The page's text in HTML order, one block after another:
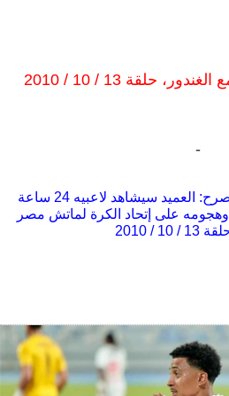
حلقة 13 / 10 / 2010
-
شاهد فيديو لخالد الغندور يصرح: العميد سيشاهد لاعبيه 24 ساعة
على إتحاد الكرة لماتش مصر
10 / 2010